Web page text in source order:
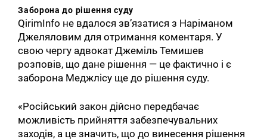
Заборона до рішення суду
QirimInfo не вдалося зв’язатися з Наріманом
Джеляловим для отримання коментаря. У
свою чергу адвокат Джеміль Темишев
розповів, що дане рішення — це фактично і є
заборона Меджлісу ще до рішення суду.
«Російський закон дійсно передбачає
можливість прийняття забезпечувальних
заходів, а це значить, що до винесення рішення